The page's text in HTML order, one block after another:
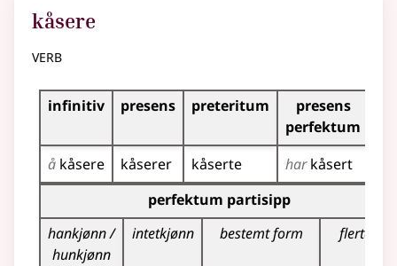
kåsere
verb
Bøyingstabell for dette verbet
infinitiv presens preteritum
presens
perfektum
å kåsere kåserer kåserte harkåsert
Bøyingstabell for dette verbet (partisippformer)
perfektum partisipp
hankjønn /
hunkjønn
intetkjønn bestemt form flertall